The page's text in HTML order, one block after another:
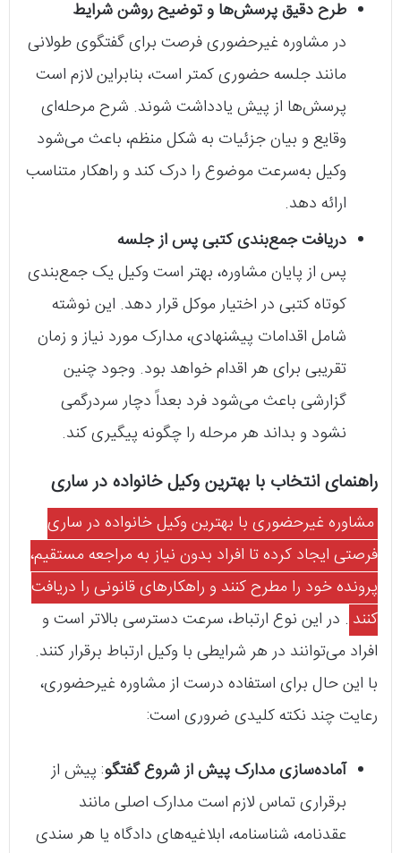
طرح دقیق پرسش‌ها و توضیح روشن شرایط
در مشاوره غیرحضوری فرصت برای گفتگوی طولانی
مانند جلسه حضوری کمتر است، بنابراین لازم است
پرسش‌ها از پیش یادداشت شوند. شرح مرحله‌ای
وقایع و بیان جزئیات به شکل منظم، باعث می‌شود
وکیل به‌سرعت موضوع را درک کند و راهکار متناسب
ارائه دهد.
دریافت جمع‌بندی کتبی پس از جلسه
پس از پایان مشاوره، بهتر است وکیل یک جمع‌بندی
کوتاه کتبی در اختیار موکل قرار دهد. این نوشته
شامل اقدامات پیشنهادی، مدارک مورد نیاز و زمان
تقریبی برای هر اقدام خواهد بود. وجود چنین
گزارشی باعث می‌شود فرد بعداً دچار سردرگمی
نشود و بداند هر مرحله را چگونه پیگیری کند.
راهنمای انتخاب با بهترین وکیل خانواده در ساری
مشاوره غیرحضوری با بهترین وکیل خانواده در ساری
فرصتی ایجاد کرده تا افراد بدون نیاز به مراجعه مستقیم،
پرونده خود را مطرح کنند و راهکارهای قانونی را دریافت
کنند . در این نوع ارتباط، سرعت دسترسی بالاتر است و
افراد می‌توانند در هر شرایطی با وکیل ارتباط برقرار کنند.
با این حال برای استفاده درست از مشاوره غیرحضوری،
رعایت چند نکته کلیدی ضروری است:
آماده‌سازی مدارک پیش از شروع گفتگو: پیش از
برقراری تماس لازم است مدارک اصلی مانند
عقدنامه، شناسنامه، ابلاغیه‌های دادگاه یا هر سندی